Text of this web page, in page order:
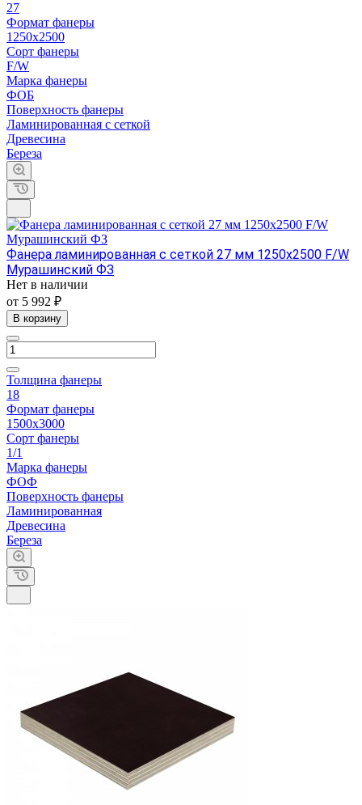
27
Формат фанеры
1250х2500
Сорт фанеры
F/W
Марка фанеры
ФОБ
Поверхность фанеры
Ламинированная с сеткой
Древесина
Береза
Фанера ламинированная с сеткой 27 мм 1250х2500 F/W
Мурашинский ФЗ
Нет в наличии
от 5 992 ₽
В корзину
Толщина фанеры
18
Формат фанеры
1500х3000
Сорт фанеры
1/1
Марка фанеры
ФОФ
Поверхность фанеры
Ламинированная
Древесина
Береза